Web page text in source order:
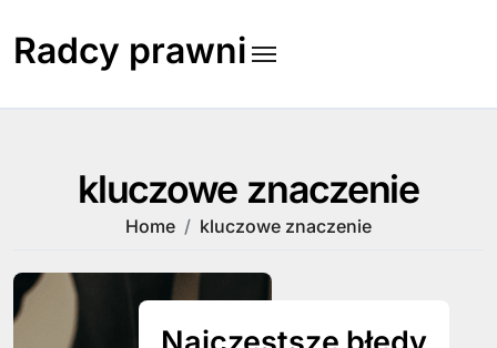
content
Radcy prawni
kluczowe znaczenie
Home kluczowe znaczenie